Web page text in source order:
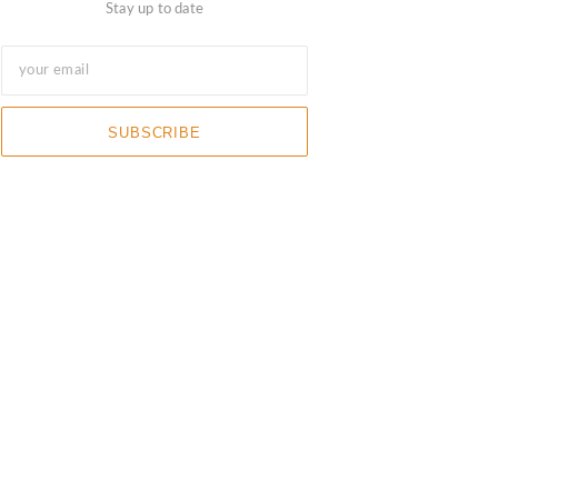
Stay up to date
SUBSCRIBE